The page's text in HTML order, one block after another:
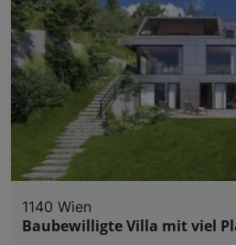
1140 Wien
Baubewilligte Villa mit viel